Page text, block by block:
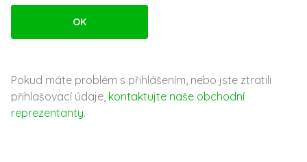
Pokud máte problém s přihlášením, nebo jste ztratili
přihlašovací údaje, kontaktujte naše obchodní
reprezentanty.